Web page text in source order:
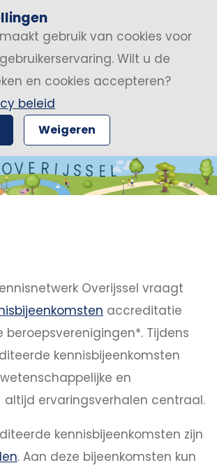
gebruik van cookies voor
Wilt u de
en cookies accepteren?
beleid
Weigeren
Overijssel vraagt
accreditatie
beroepsverenigingen*. Tijdens
kennisbijeenkomsten
en
altijd ervaringsverhalen centraal.
kennisbijeenkomsten zijn
. Aan deze bijeenkomsten kun